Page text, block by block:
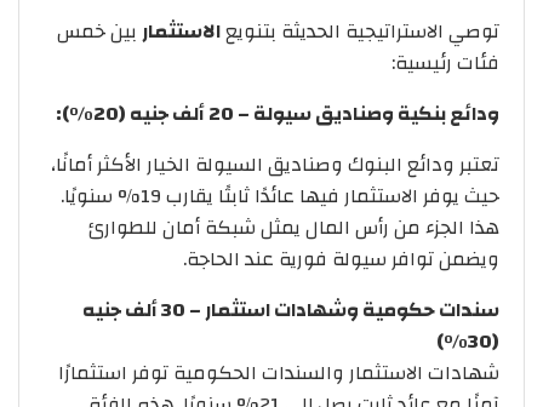
توصي الاستراتيجية الحديثة بتنويعالاستثماربين خمس
فئات رئيسية:
ودائع بنكية وصناديق سيولة – 20 ألف جنيه (20%):
تعتبر ودائع البنوك وصناديق السيولة الخيار الأكثر أمانًا،
حيث يوفر الاستثمار فيها عائدًا ثابتًا يقارب 19% سنويًا.
هذا الجزء من رأس المال يمثل شبكة أمان للطوارئ
ويضمن توافر سيولة فورية عند الحاجة.
سندات حكومية وشهادات استثمار – 30 ألف جنيه
(30%)
شهادات الاستثمار والسندات الحكومية توفر استثمارًا